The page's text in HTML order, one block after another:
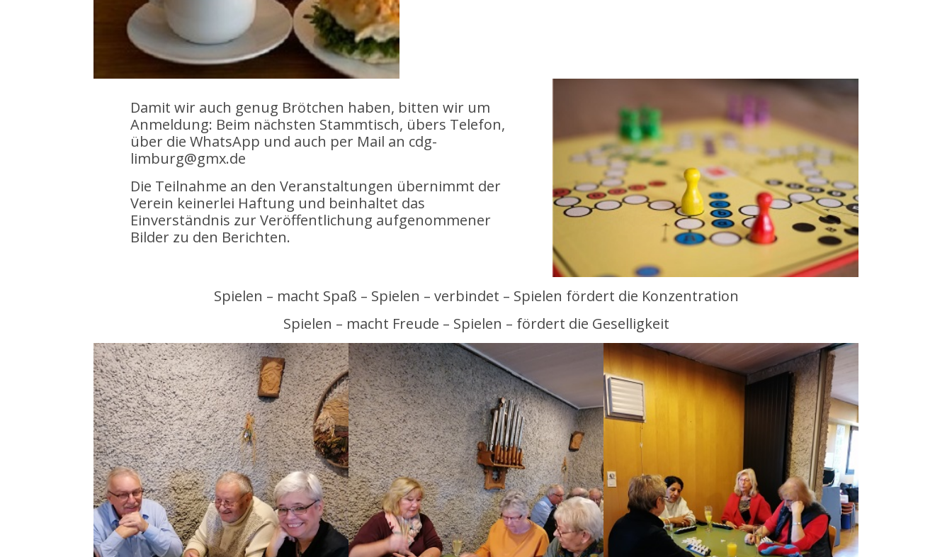
Damit wir auch genug Brötchen haben, bitten wir um
Anmeldung: Beim nächsten Stammtisch, übers Telefon,
über die WhatsApp und auch per Mail an cdg-
limburg@gmx.de
Die Teilnahme an den Veranstaltungen übernimmt der
Verein keinerlei Haftung und beinhaltet das
Einverständnis zur Veröffentlichung aufgenommener
Bilder zu den Berichten.
Spielen – macht Spaß – Spielen – verbindet – Spielen fördert die Konzentration
Spielen – macht Freude – Spielen – fördert die Geselligkeit